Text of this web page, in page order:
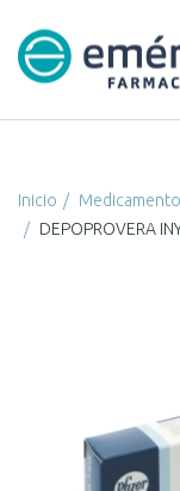
Inicio
DEPOPROVERA